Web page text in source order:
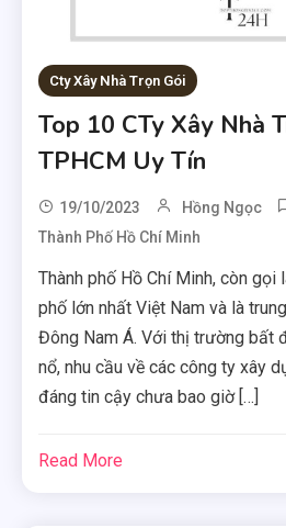
Cty Xây Nhà Trọn Gói
Top 10 CTy Xây Nhà
TPHCM Uy Tín
19/10/2023 Hồng Ngọc
Thành Phố Hồ Chí Minh
Thành phố Hồ Chí Minh, còn gọi
phố lớn nhất Việt Nam và là
Đông Nam Á. Với thị trường bất
nổ, nhu cầu về các công ty xây
đáng tin cậy chưa bao giờ […]
Read More